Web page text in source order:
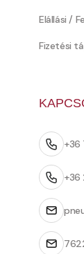
Elállási /
Fizetési